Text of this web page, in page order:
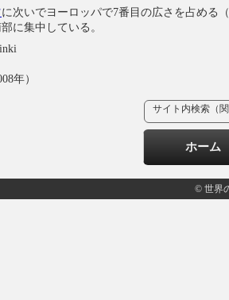
に次いでヨーロッパで7番目の広さを占める
に集中している。
年）
サイト内検索（
ホーム
© 世界